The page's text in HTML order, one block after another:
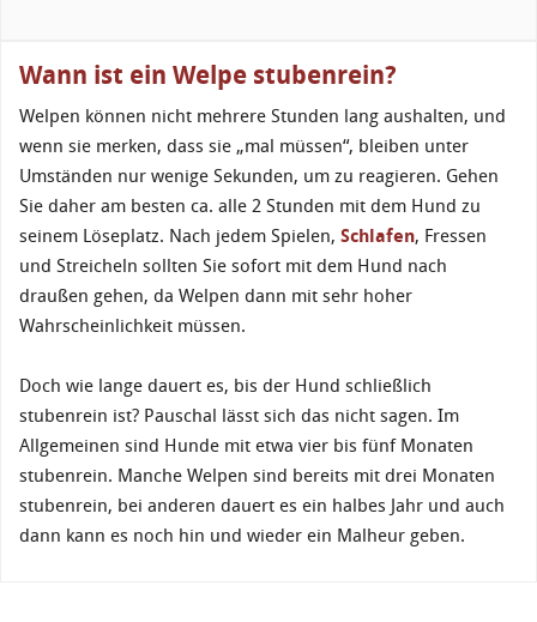
Wann ist ein Welpe stubenrein?
Welpen können nicht mehrere Stunden lang aushalten, und
wenn sie merken, dass sie „mal müssen“, bleiben unter
Umständen nur wenige Sekunden, um zu reagieren. Gehen
Sie daher am besten ca. alle 2 Stunden mit dem Hund zu
seinem Löseplatz. Nach jedem Spielen, Schlafen, Fressen
und Streicheln sollten Sie sofort mit dem Hund nach
draußen gehen, da Welpen dann mit sehr hoher
Wahrscheinlichkeit müssen.
Doch wie lange dauert es, bis der Hund schließlich
stubenrein ist? Pauschal lässt sich das nicht sagen. Im
Allgemeinen sind Hunde mit etwa vier bis fünf Monaten
stubenrein. Manche Welpen sind bereits mit drei Monaten
stubenrein, bei anderen dauert es ein halbes Jahr und auch
dann kann es noch hin und wieder ein Malheur geben.